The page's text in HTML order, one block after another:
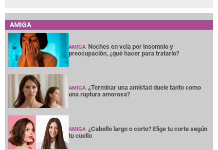
AMIGA
AMIGA Noches en vela por insomnio y
preocupación, ¿qué hacer para tratarlo?
AMIGA ¿Terminar una amistad duele tanto como
una ruptura amorosa?
AMIGA ¿Cabello largo o corto? Elige tu corte según
tu cuello